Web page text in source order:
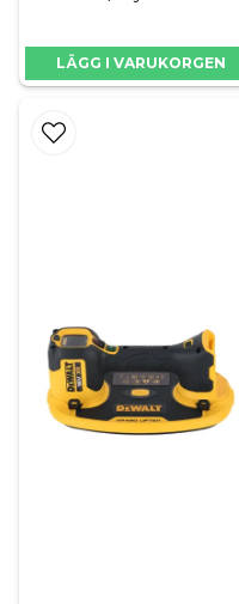
LÄGG I VARUKORGEN